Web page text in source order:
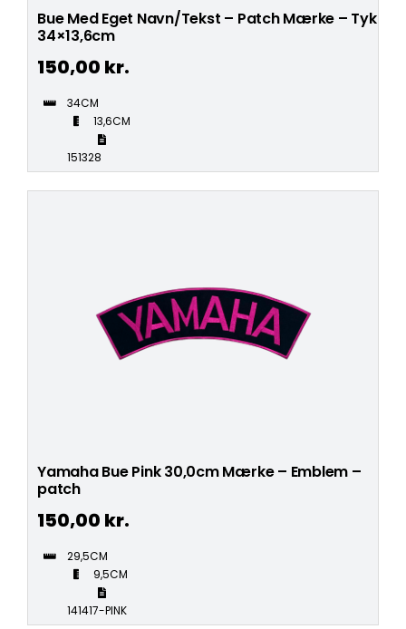
Bue Med Eget Navn/Tekst – Patch Mærke – Tyk
34×13,6cm
150,00 kr.
34CM
13,6CM
151328
Yamaha Bue Pink 30,0cm Mærke – Emblem –
patch
150,00 kr.
29,5CM
9,5CM
141417-PINK